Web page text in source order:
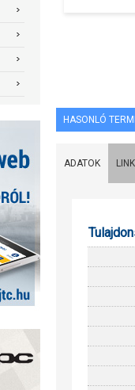
HASONLÓ
ADATOK